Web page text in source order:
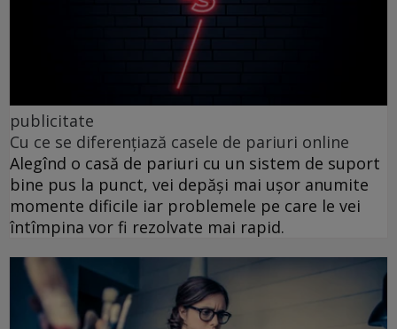
publicitate
Cu ce se diferențiază casele de pariuri online
Alegînd o casă de pariuri cu un sistem de suport
bine pus la punct, vei depăși mai ușor anumite
momente dificile iar problemele pe care le vei
întîmpina vor fi rezolvate mai rapid.